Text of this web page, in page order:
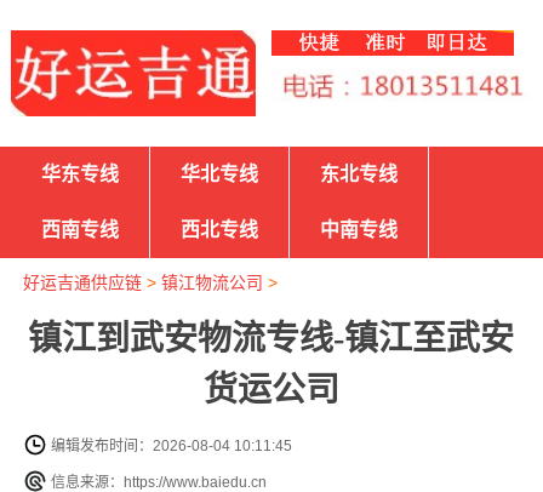
华东专线 华北专线 东北专线
西南专线 西北专线 中南专线
好运吉通供应链> 镇江物流公司 >
镇江到武安物流专线-镇江至武安
货运公司
编辑发布时间：2026-08-04 10:11:45
信息来源：https://www.baiedu.cn